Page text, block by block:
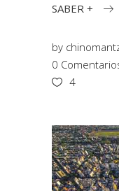
SABER +
by
0
4